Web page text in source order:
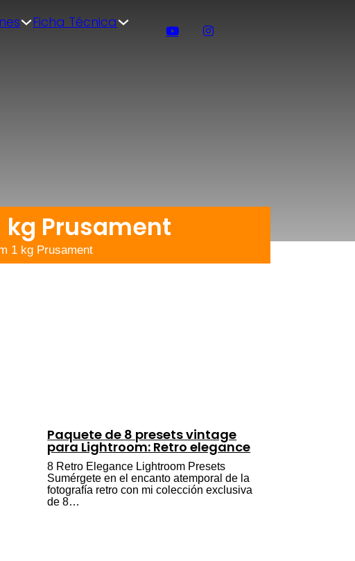
Ficha Técnica
kg Prusament
1 kg Prusament
Paquete de 8 presets vintage
para Lightroom: Retro elegance
8 Retro Elegance Lightroom Presets
Sumérgete en el encanto atemporal de la
fotografía retro con mi colección exclusiva
de 8…